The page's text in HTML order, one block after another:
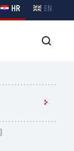
HR EN